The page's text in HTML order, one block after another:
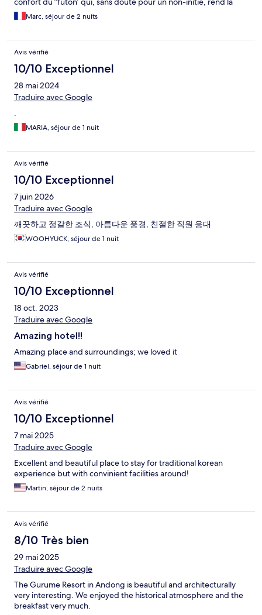
nuit difficile et les courbatures au réveil omnipprésentes.
Marc, séjour de 2 nuits
Avis vérifié
10/10 Exceptionnel
28 mai 2024
Traduire avec Google
.
MARIA, séjour de 1 nuit
Avis vérifié
10/10 Exceptionnel
7 juin 2026
Traduire avec Google
깨끗하고 정갈한 조식, 아름다운 풍경, 친절한 직원 응대
WOOHYUCK, séjour de 1 nuit
Avis vérifié
10/10 Exceptionnel
18 oct. 2023
Traduire avec Google
Amazing hotel!!
Amazing place and surroundings; we loved it
Gabriel, séjour de 1 nuit
Avis vérifié
10/10 Exceptionnel
7 mai 2025
Traduire avec Google
Excellent and beautiful place to stay for traditional korean
experience but with convinient facilities around!
Martin, séjour de 2 nuits
Avis vérifié
8/10 Très bien
29 mai 2025
Traduire avec Google
The Gurume Resort in Andong is beautiful and architecturally
very interesting. We enjoyed the historical atmosphere and the
breakfast very much.